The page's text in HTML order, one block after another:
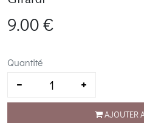
9.00 €
Quantité
AJOUTER